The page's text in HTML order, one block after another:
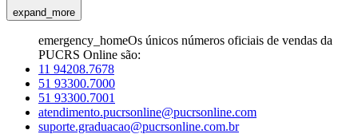
expand_more
emergency_homeOs únicos números oficiais de vendas da
PUCRS Online são:
11 94208.7678
51 93300.7000
51 93300.7001
atendimento.pucrsonline@pucrsonline.com
suporte.graduacao@pucrsonline.com.br